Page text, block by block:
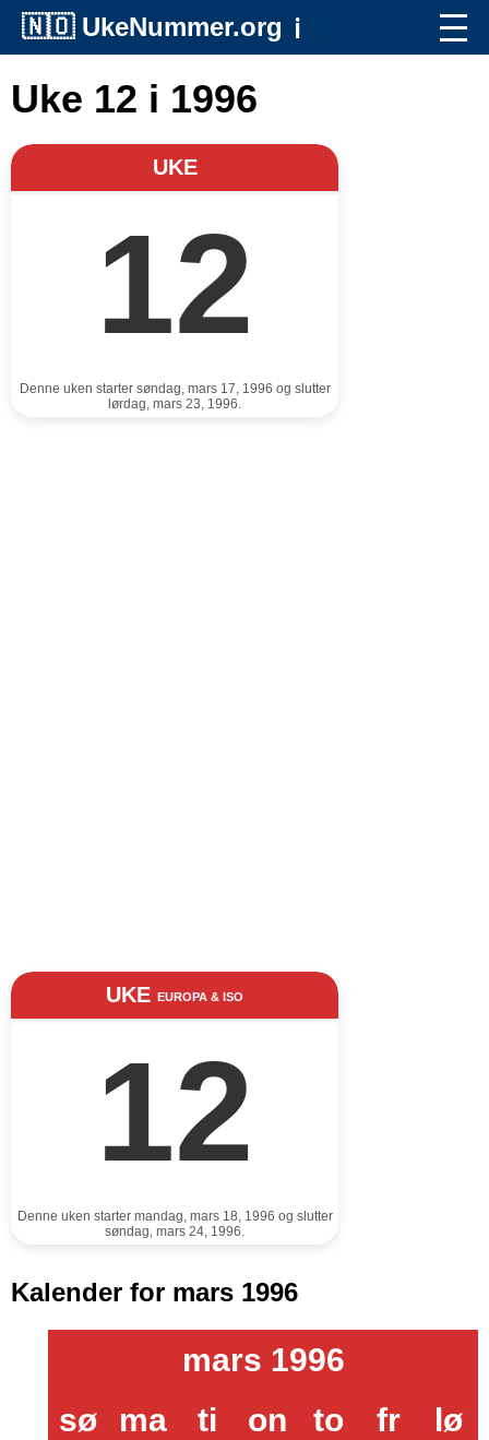
🇳🇴 UkeNummer.org ℹ️
Uke 12 i 1996
UKE
12
Denne uken starter søndag, mars 17, 1996 og slutter
lørdag, mars 23, 1996.
UKE EUROPA & ISO
12
Denne uken starter mandag, mars 18, 1996 og slutter
søndag, mars 24, 1996.
Kalender for mars 1996
mars 1996
sø
ma ti on to fr lø